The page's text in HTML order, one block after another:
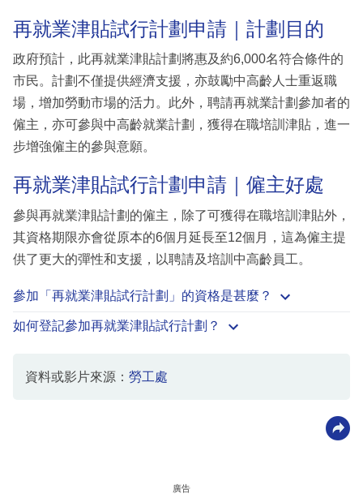
再就業津貼試行計劃申請｜計劃目的
政府預計，此再就業津貼計劃將惠及約6,000名符合條件的
市民。計劃不僅提供經濟支援，亦鼓勵中高齡人士重返職
場，增加勞動市場的活力。此外，聘請再就業計劃參加者的
僱主，亦可參與中高齡就業計劃，獲得在職培訓津貼，進一
步增強僱主的參與意願。
再就業津貼試行計劃申請｜僱主好處
參與再就業津貼計劃的僱主，除了可獲得在職培訓津貼外，
其資格期限亦會從原本的6個月延長至12個月，這為僱主提
供了更大的彈性和支援，以聘請及培訓中高齡員工。
參加「再就業津貼試行計劃」的資格是甚麼？
如何登記參加再就業津貼試行計劃？
資料或影片來源： 勞工處
廣告